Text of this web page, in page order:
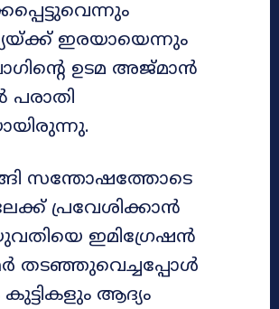
ഇരയായെന്നും
ഉടമ അജ്മാൻ
പരാതി
സന്തോഷത്തോടെ
പ്രവേശിക്കാൻ
ഇമിഗ്രേഷൻ
തടഞ്ഞുവെച്ചപ്പോൾ
ആദ്യം